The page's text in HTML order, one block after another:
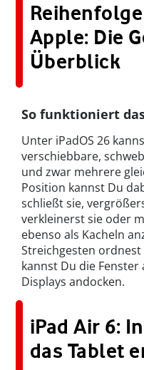
Apple: Die
Überblick
So funktioniert
Unter iPadOS 26
verschiebbare,
und zwar mehrere
Position kannst Du
schließt sie,
verkleinerst sie oder
ebenso als Kacheln
Streichgesten ordnest
kannst Du die
Displays andocken.
iPad Air 6:
das Tablet